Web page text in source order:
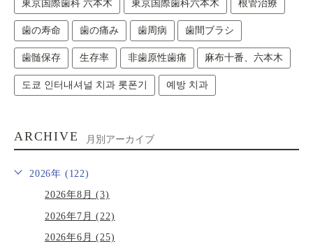
東京国際歯科 六本木 東京国際歯科六本木 根管治療
歯の寿命 歯の痛み 歯周病 歯間ブラシ
歯髄保存 生存率 非歯原性歯痛 麻布十番、六本木
도쿄 인터내셔널 치과 롯폰기 예방 치과
ARCHIVE 月別アーカイブ
2026年 (122)
2026年8月 (3)
2026年7月 (22)
2026年6月 (25)